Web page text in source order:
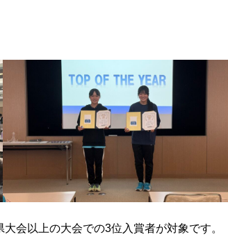
会以上の大会での3位入賞者が対象です。